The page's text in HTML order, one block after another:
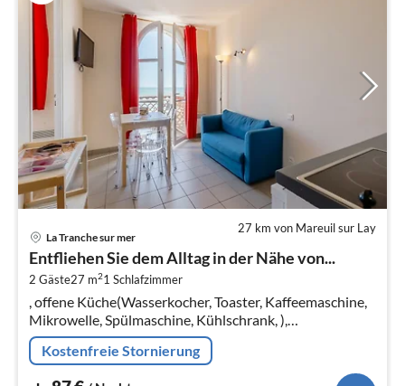
27 km von Mareuil sur Lay
La Tranche sur mer
Entfliehen Sie dem Alltag in der Nähe von...
2 Gäste27 m21 Schlafzimmer
, offene Küche(Wasserkocher, Toaster, Kaffeemaschine,
Mikrowelle, Spülmaschine, Kühlschrank, ),
Wohn/Esszimmer(TV, Esstisch, Sitzecke),
Schlafzimmer(Doppelbett)
Kostenfreie Stornierung